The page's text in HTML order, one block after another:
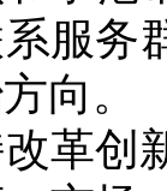
服务
向。
创新